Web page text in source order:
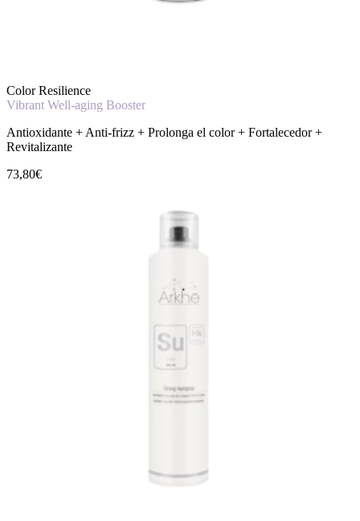
Color Resilience
Vibrant Well-aging Booster
Antioxidante + Anti-frizz + Prolonga el color + Fortalecedor +
Revitalizante
73,80€